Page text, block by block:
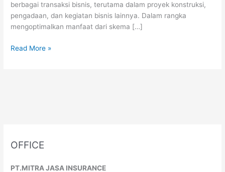
berbagai transaksi bisnis, terutama dalam proyek konstruksi,
pengadaan, dan kegiatan bisnis lainnya. Dalam rangka
mengoptimalkan manfaat dari skema […]
Read More »
OFFICE
PT.MITRA JASA INSURANCE